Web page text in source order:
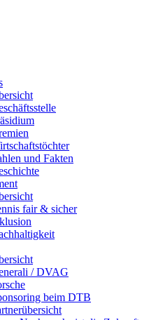
und Fakten
fair & sicher
/ DVAG
beim DTB